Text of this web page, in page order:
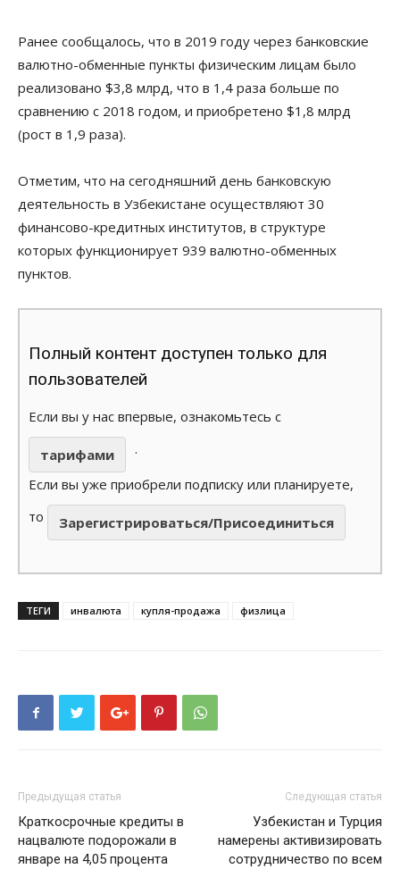
Ранее сообщалось, что в 2019 году через банковские
валютно-обменные пункты физическим лицам было
реализовано $3,8 млрд, что в 1,4 раза больше по
сравнению с 2018 годом, и приобретено $1,8 млрд
(рост в 1,9 раза).
Отметим, что на сегодняшний день банковскую
деятельность в Узбекистане осуществляют 30
финансово-кредитных институтов, в структуре
которых функционирует 939 валютно-обменных
пунктов.
Полный контент доступен только для
пользователей
Если вы у нас впервые, ознакомьтесь с
тарифами
.
Если вы уже приобрели подписку или планируете,
то
Зарегистрироваться/Присоединиться
ТЕГИ инвалюта купля-продажа физлица
Предыдущая статья
Краткосрочные кредиты в
нацвалюте подорожали в
январе на 4,05 процента
Следующая статья
Узбекистан и Турция
намерены активизировать
сотрудничество по всем